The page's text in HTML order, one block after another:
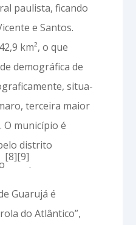
paulista, ficando
e Santos.
km², o que
demográfica de
situa-
terceira maior
município é
distrito
[8][9]
.
Guarujá é
do Atlântico”,